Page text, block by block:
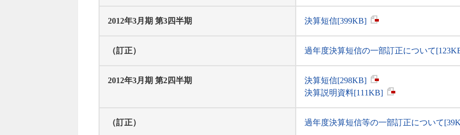
2012年3月期 第3四半期 決算短信[399KB]
（訂正） 過年度決算短信の一部訂正について
2012年3月期 第2四半期
決算短信[298KB]
決算説明資料[111KB]
（訂正） 過年度決算短信等の一部訂正について